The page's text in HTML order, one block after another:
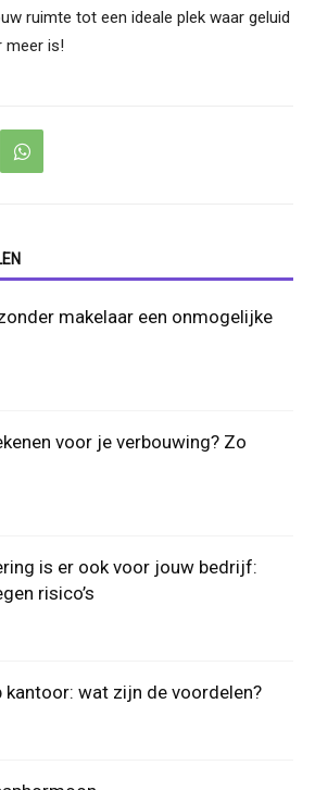
ruimte tot een ideale plek waar geluid
meer is!
makelaar een onmogelijke
voor je verbouwing? Zo
is er ook voor jouw bedrijf:
risico’s
kantoor: wat zijn de voordelen?